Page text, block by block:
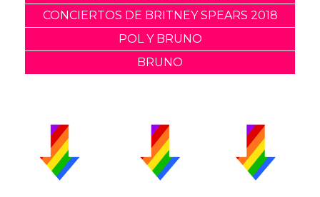
CONCIERTOS DE BRITNEY SPEARS 2018
POL Y BRUNO
BRUNO